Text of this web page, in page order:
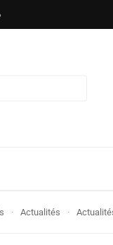
Actualités